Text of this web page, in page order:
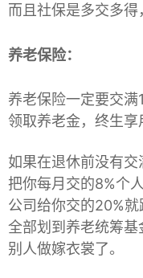
而且社保是多交多得
养老保险：
养老保险一定要交满
领取养老金，终生享
如果在退休前没有
把你每月交的8%个
公司给你交的20%
全部划到养老统筹
别人做嫁衣裳了。